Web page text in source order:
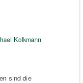
Kolkmann
sind die